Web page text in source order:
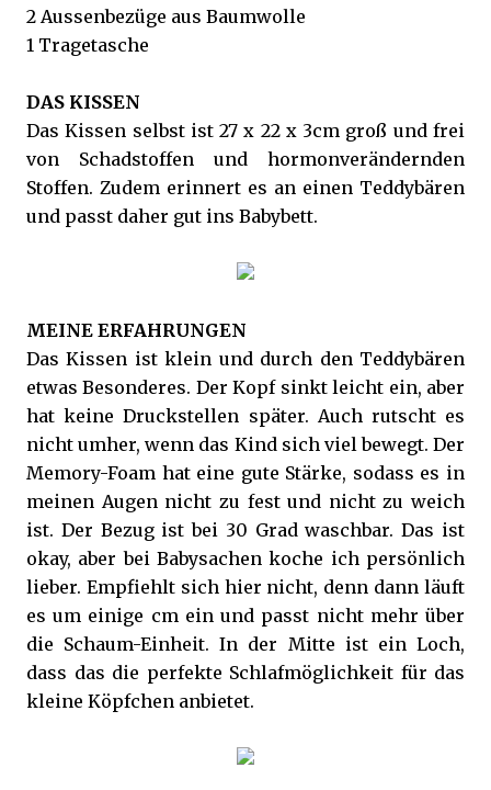
2 Aussenbezüge aus Baumwolle
1 Tragetasche
DAS KISSEN
Das Kissen selbst ist 27 x 22 x 3cm groß und frei
von Schadstoffen und hormonverändernden
Stoffen. Zudem erinnert es an einen Teddybären
und passt daher gut ins Babybett.
MEINE ERFAHRUNGEN
Das Kissen ist klein und durch den Teddybären
etwas Besonderes. Der Kopf sinkt leicht ein, aber
hat keine Druckstellen später. Auch rutscht es
nicht umher, wenn das Kind sich viel bewegt. Der
Memory-Foam hat eine gute Stärke, sodass es in
meinen Augen nicht zu fest und nicht zu weich
ist. Der Bezug ist bei 30 Grad waschbar. Das ist
okay, aber bei Babysachen koche ich persönlich
lieber. Empfiehlt sich hier nicht, denn dann läuft
es um einige cm ein und passt nicht mehr über
die Schaum-Einheit. In der Mitte ist ein Loch,
dass das die perfekte Schlafmöglichkeit für das
kleine Köpfchen anbietet.